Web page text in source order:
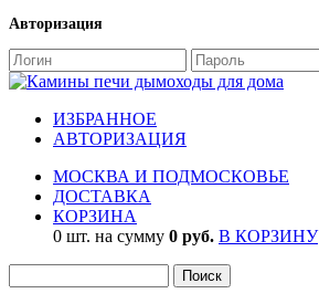
Авторизация
ИЗБРАННОЕ
АВТОРИЗАЦИЯ
МОСКВА И ПОДМОСКОВЬЕ
ДОСТАВКА
КОРЗИНА
0 шт. на сумму 0 руб. В КОРЗИНУ